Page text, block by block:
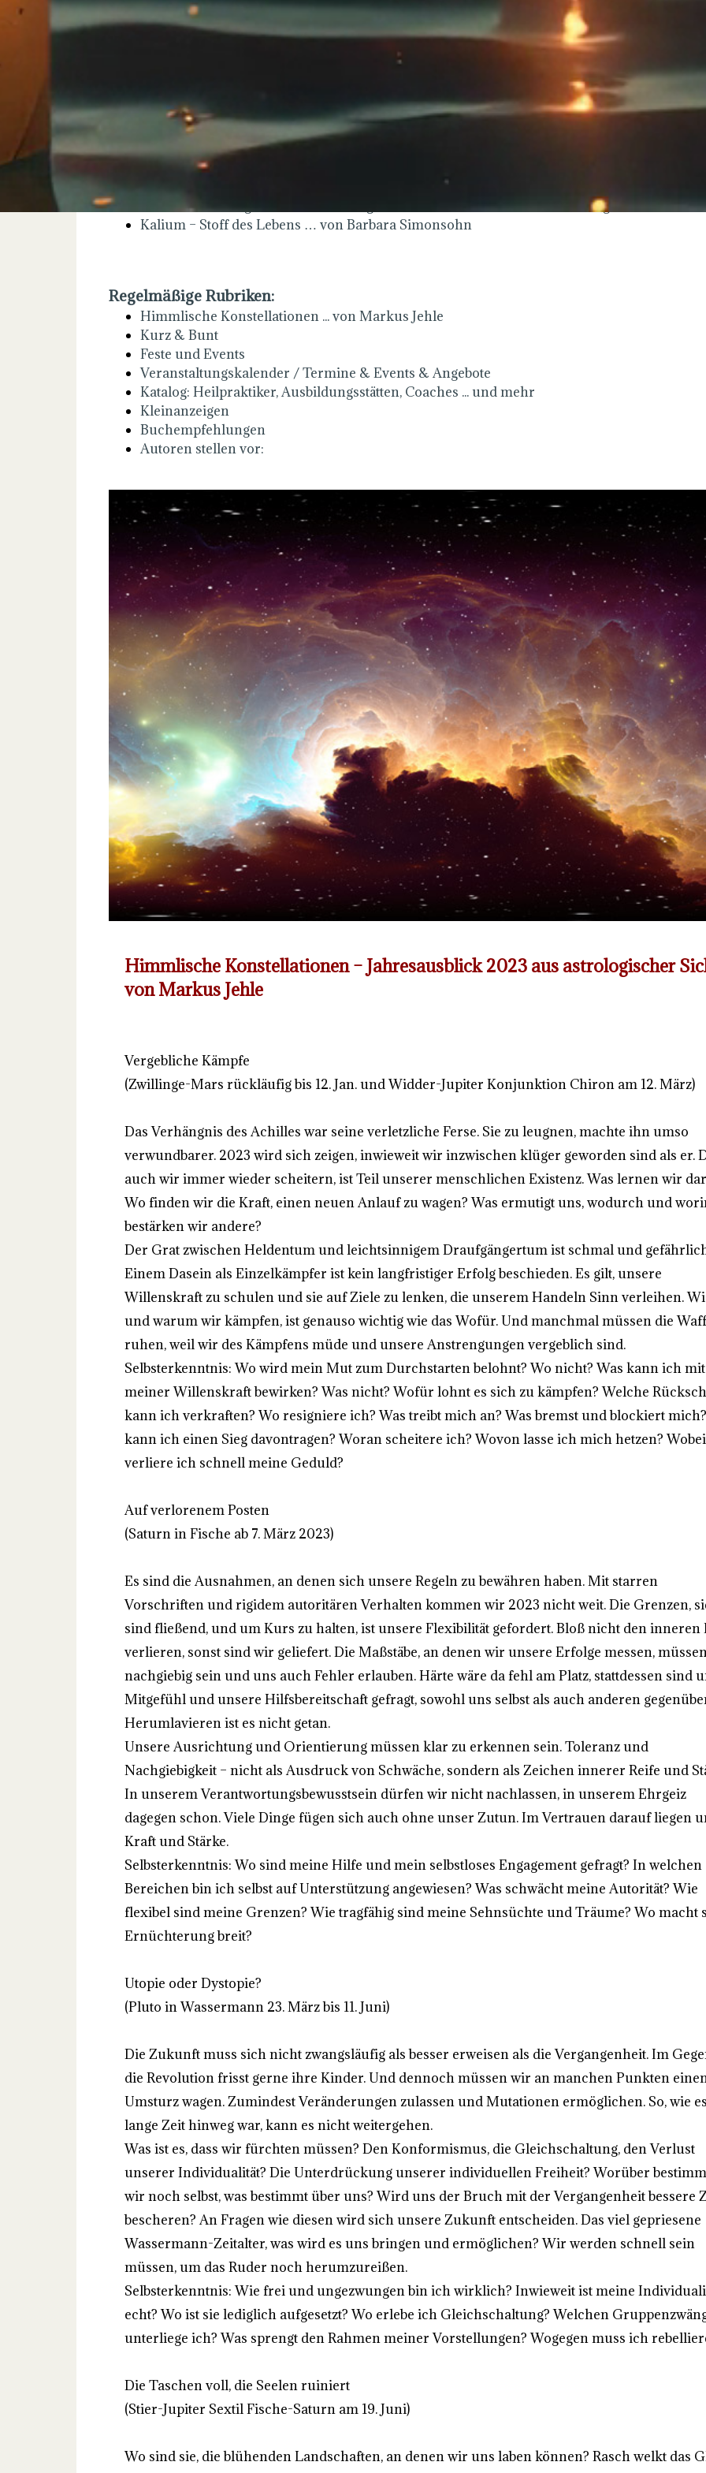
ARTIKEL aus der Ausgabe Januar/Februar 2023
Himmlische Konstellationen Jahresausblick 2023 … von Markus Jehle
Ist das wahr? ... von Wolf Schneider
Körperresilienz … von Isabel Scholz
Ein guter Mensch sein ... von Elke Jari
Eine Almkuh opfert sich für mich … von Peter Maier
Respektvoll auf dieser Welt zusammen leben … von Björn Geitmann
Die Auferstehung des Christus im eigenen Innern … von Paramahansa Yogananda
Kalium – Stoff des Lebens … von Barbara Simonsohn
Regelmäßige Rubriken:
Himmlische Konstellationen ... von Markus Jehle
Kurz & Bunt
Feste und Events
Veranstaltungskalender / Termine & Events & Angebote
Katalog: Heilpraktiker, Ausbildungsstätten, Coaches ... und mehr
Kleinanzeigen
Buchempfehlungen
Autoren stellen vor:
Himmlische Konstellationen – Jahresausblick 2023 aus astrologischer
von Markus Jehle
Vergebliche Kämpfe
(Zwillinge-Mars rückläufig bis 12. Jan. und Widder-Jupiter Konjunktion Chiron am 12. März)
Das Verhängnis des Achilles war seine verletzliche Ferse. Sie zu leugnen, machte ihn umso
verwundbarer. 2023 wird sich zeigen, inwieweit wir inzwischen klüger geworden sind als er.
auch wir immer wieder scheitern, ist Teil unserer menschlichen Existenz. Was lernen wir
Wo finden wir die Kraft, einen neuen Anlauf zu wagen? Was ermutigt uns, wodurch und
bestärken wir andere?
Der Grat zwischen Heldentum und leichtsinnigem Draufgängertum ist schmal und
Einem Dasein als Einzelkämpfer ist kein langfristiger Erfolg beschieden. Es gilt, unsere
Willenskraft zu schulen und sie auf Ziele zu lenken, die unserem Handeln Sinn verleihen.
und warum wir kämpfen, ist genauso wichtig wie das Wofür. Und manchmal müssen die
ruhen, weil wir des Kämpfens müde und unsere Anstrengungen vergeblich sind.
Selbsterkenntnis: Wo wird mein Mut zum Durchstarten belohnt? Wo nicht? Was kann ich mit
meiner Willenskraft bewirken? Was nicht? Wofür lohnt es sich zu kämpfen? Welche
kann ich verkraften? Wo resigniere ich? Was treibt mich an? Was bremst und blockiert
kann ich einen Sieg davontragen? Woran scheitere ich? Wovon lasse ich mich hetzen? Wobei
verliere ich schnell meine Geduld?
Auf verlorenem Posten
(Saturn in Fische ab 7. März 2023)
Es sind die Ausnahmen, an denen sich unsere Regeln zu bewähren haben. Mit starren
Vorschriften und rigidem autoritären Verhalten kommen wir 2023 nicht weit. Die Grenzen,
sind fließend, und um Kurs zu halten, ist unsere Flexibilität gefordert. Bloß nicht den inneren
verlieren, sonst sind wir geliefert. Die Maßstäbe, an denen wir unsere Erfolge messen,
nachgiebig sein und uns auch Fehler erlauben. Härte wäre da fehl am Platz, stattdessen sind
Mitgefühl und unsere Hilfsbereitschaft gefragt, sowohl uns selbst als auch anderen
Herumlavieren ist es nicht getan.
Unsere Ausrichtung und Orientierung müssen klar zu erkennen sein. Toleranz und
Nachgiebigkeit – nicht als Ausdruck von Schwäche, sondern als Zeichen innerer Reife und
In unserem Verantwortungsbewusstsein dürfen wir nicht nachlassen, in unserem Ehrgeiz
dagegen schon. Viele Dinge fügen sich auch ohne unser Zutun. Im Vertrauen darauf liegen
Kraft und Stärke.
Selbsterkenntnis: Wo sind meine Hilfe und mein selbstloses Engagement gefragt? In welchen
Bereichen bin ich selbst auf Unterstützung angewiesen? Was schwächt meine Autorität? Wie
flexibel sind meine Grenzen? Wie tragfähig sind meine Sehnsüchte und Träume? Wo macht
Ernüchterung breit?
Utopie oder Dystopie?
(Pluto in Wassermann 23. März bis 11. Juni)
Die Zukunft muss sich nicht zwangsläufig als besser erweisen als die Vergangenheit. Im
die Revolution frisst gerne ihre Kinder. Und dennoch müssen wir an manchen Punkten
Umsturz wagen. Zumindest Veränderungen zulassen und Mutationen ermöglichen. So, wie
lange Zeit hinweg war, kann es nicht weitergehen.
Was ist es, dass wir fürchten müssen? Den Konformismus, die Gleichschaltung, den Verlust
unserer Individualität? Die Unterdrückung unserer individuellen Freiheit? Worüber
wir noch selbst, was bestimmt über uns? Wird uns der Bruch mit der Vergangenheit bessere
bescheren? An Fragen wie diesen wird sich unsere Zukunft entscheiden. Das viel gepriesene
Wassermann-Zeitalter, was wird es uns bringen und ermöglichen? Wir werden schnell sein
müssen, um das Ruder noch herumzureißen.
Selbsterkenntnis: Wie frei und ungezwungen bin ich wirklich? Inwieweit ist meine
echt? Wo ist sie lediglich aufgesetzt? Wo erlebe ich Gleichschaltung? Welchen
unterliege ich? Was sprengt den Rahmen meiner Vorstellungen? Wogegen muss ich
Die Taschen voll, die Seelen ruiniert
(Stier-Jupiter Sextil Fische-Saturn am 19. Juni)
Wo sind sie, die blühenden Landschaften, an denen wir uns laben können? Rasch welkt das